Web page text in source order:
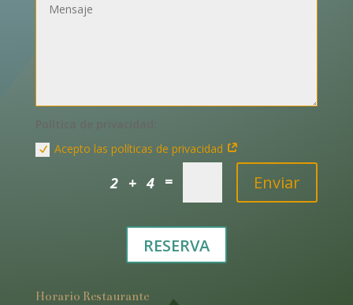
Acepto las políticas de privacidad
2 + 4 = Enviar
RESERVA
Horario Restaurante